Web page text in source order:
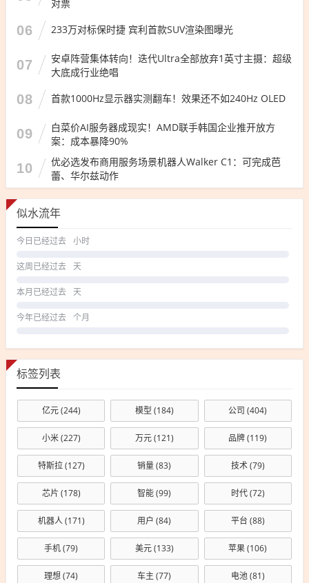
对票
06 233万对标保时捷 宾利首款SUV渲染图曝光
07
安卓阵营集体转向！迭代Ultra全部放弃1英寸主摄：超级
大底成行业绝唱
08 首款1000Hz显示器实测翻车！效果还不如240Hz OLED
09
白菜价AI服务器成现实！AMD联手韩国企业推开放方
案：成本暴降90%
10
优必选发布商用服务场景机器人Walker C1：可完成芭
蕾、华尔兹动作
似水流年
今日已经过去 小时
这周已经过去 天
本月已经过去 天
今年已经过去 个月
标签列表
亿元(244) 模型 (184) 公司 (404)
小米(227) 万元(121) 品牌(119)
特斯拉(127) 销量(83) 技术(79)
芯片 (178) 智能(99) 时代(72)
机器人(171) 用户 (84) 平台 (88)
手机(79) 美元(133) 苹果(106)
理想(74) 车主 (77) 电池(81)